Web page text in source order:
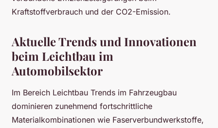
Kraftstoffverbrauch und der CO2-Emission.
Aktuelle Trends und Innovationen
beim Leichtbau im
Automobilsektor
Im Bereich Leichtbau Trends im Fahrzeugbau
dominieren zunehmend fortschrittliche
Materialkombinationen wie Faserverbundwerkstoffe,